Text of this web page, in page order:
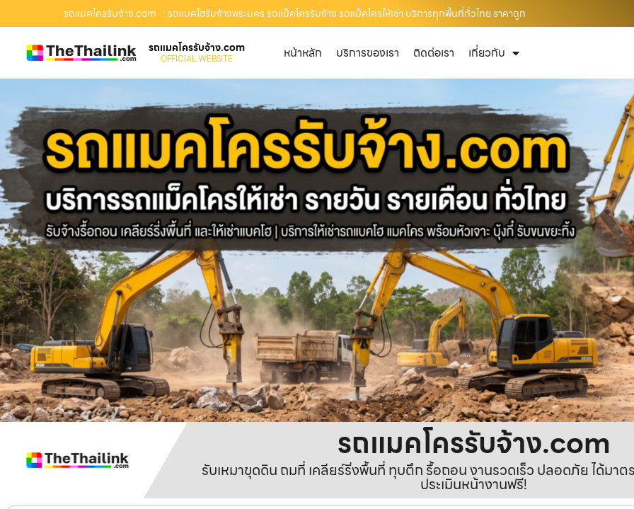
รถแมคโครรับจ้าง.com : รถแบคโฮรับจ้างพระนคร รถแม็คโครรับจ้าง รถแม็คโครให้เช่า บริการทุกพื้นที่ทั่วไทย ราคาถูก
รถแมคโครรับจ้าง.com
OFFICIAL WEBSITE หน้าหลัก บริการของเรา ติดต่อเรา เกี่ยวกับ
รถแมคโครรับจ้าง.com
รับเหมาขุดดิน ถมที่ เคลียร์ริ่งพื้นที่ ทุบตึก รื้อถอน งานรวดเร็ว ปลอดภัย ได้มาต
ประเมินหน้างานฟรี!